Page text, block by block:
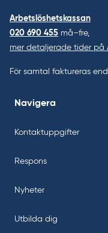
Arbetslöshetskassan
020 690 455 må–fre,
mer detaljerade tider på
För samtal faktureras
Navigera
Kontaktuppgifter
Respons
Nyheter
Utbilda dig